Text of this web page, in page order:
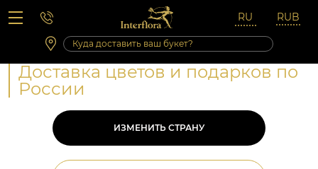
Вопросы-ответы
Сб 10:00 ‐ 14:00
Выходные и праздничные дни
Доставка цветов и подарков по
России
ИЗМЕНИТЬ СТРАНУ